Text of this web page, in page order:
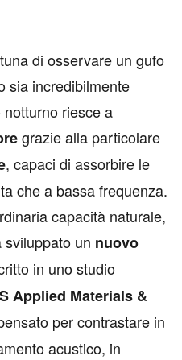
di osservare un gufo
sia incredibilmente
riesce a
grazie alla particolare
, capaci di assorbire le
che a bassa frequenza.
capacità naturale,
un nuovo
in uno studio
Applied Materials &
per contrastare in
acustico, in